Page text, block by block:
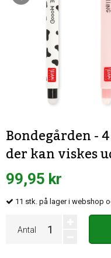
Bondegården -
der kan viskes
99,95 kr
11 stk. på lager i webshop
Antal